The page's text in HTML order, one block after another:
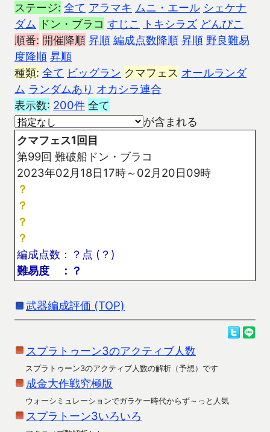
ステージ: 全て アラマキ ムニ・エール シェケナ
ダム ドン・ブラコ すじこ トキシラズ どんぴこ
順番: 開催降順 昇順 編成点数降順 昇順 野良難易
度降順 昇順
種類: 全て ビッグラン クマフェス オールランダ
ム ランダムあり オカシラ連合
表示数: 200件 全て
が含まれる
クマフェス1回目
第99回 難破船ドン・ブラコ
2023年02月18日17時～02月20日09時
？
？
？
？
編成点数：？点 (？)
難易度 ：？
武器編成評価 (TOP)
スプラトゥーン3のアクティブ人数
スプラトゥーン3のアクティブ人数の解析（予想）です
成金大作戦究極版
ウォーシミュレーションでガラケー時代からず～っと人気
スプラトーン3いろいろ